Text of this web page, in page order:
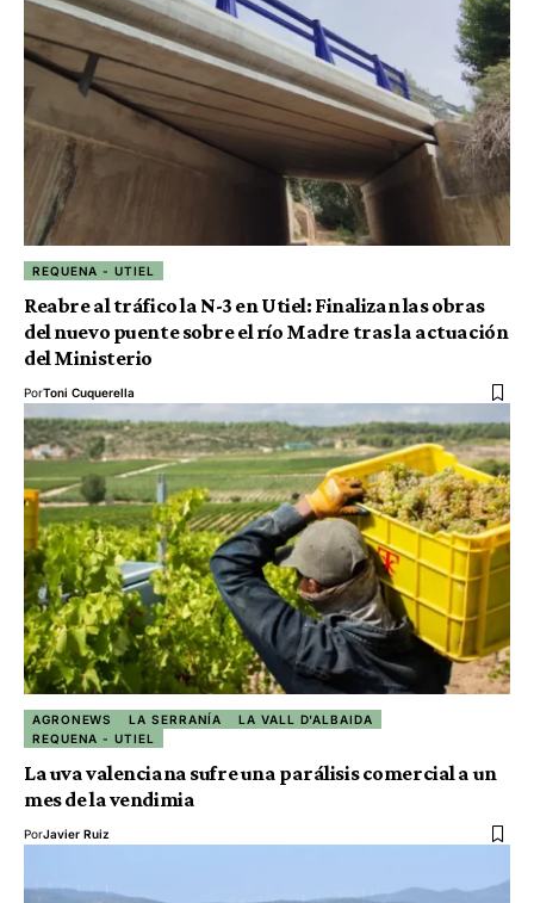
REQUENA - UTIEL
Reabre al tráfico la N-3 en Utiel: Finalizan las obras
del nuevo puente sobre el río Madre tras la actuación
del Ministerio
PorToni Cuquerella
AGRONEWS LA SERRANÍA
LA VALL D'ALBAIDA
REQUENA - UTIEL
La uva valenciana sufre una parálisis comercial a un
mes de la vendimia
PorJavier Ruiz